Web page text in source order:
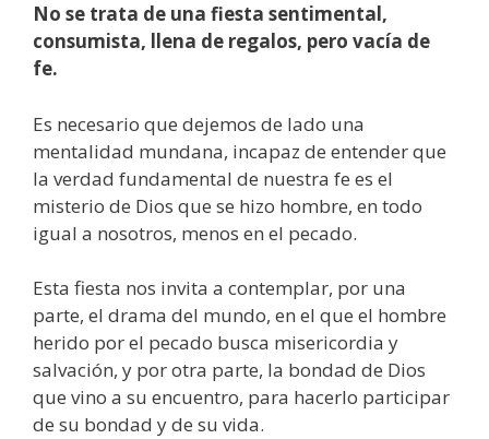
No se trata de una fiesta sentimental,
consumista, llena de regalos, pero vacía de
fe.
Es necesario que dejemos de lado una
mentalidad mundana, incapaz de entender que
la verdad fundamental de nuestra fe es el
misterio de Dios que se hizo hombre, en todo
igual a nosotros, menos en el pecado.
Esta fiesta nos invita a contemplar, por una
parte, el drama del mundo, en el que el hombre
herido por el pecado busca misericordia y
salvación, y por otra parte, la bondad de Dios
que vino a su encuentro, para hacerlo participar
de su bondad y de su vida.